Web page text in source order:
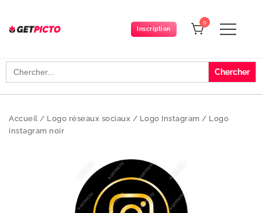
content
Inscription
0
Search
for:
Accueil / Logo réseaux sociaux / Logo Instagram / Logo
instagram noir